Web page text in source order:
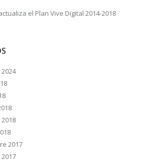
el Plan Vive Digital 2014-2018
2017